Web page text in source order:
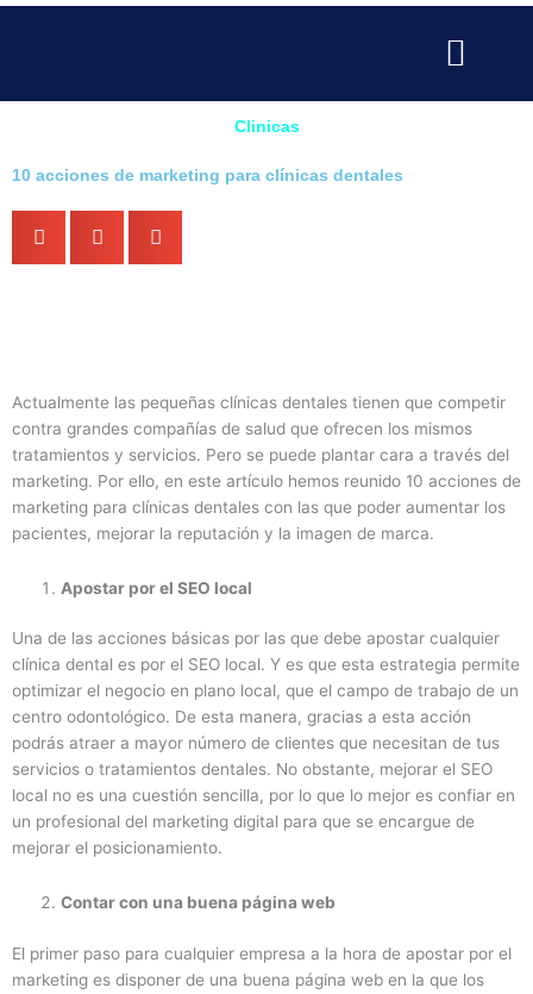
Ir
Clinicas
10 acciones de marketing para clínicas dentales
Actualmente las pequeñas clínicas dentales tienen que competir
contra grandes compañías de salud que ofrecen los mismos
tratamientos y servicios. Pero se puede plantar cara a través del
marketing. Por ello, en este artículo hemos reunido 10 acciones de
marketing para clínicas dentales con las que poder aumentar los
pacientes, mejorar la reputación y la imagen de marca.
Apostar por el SEO local
Una de las acciones básicas por las que debe apostar cualquier
clínica dental es por el SEO local. Y es que esta estrategia permite
optimizar el negocio en plano local, que el campo de trabajo de un
centro odontológico. De esta manera, gracias a esta acción
podrás atraer a mayor número de clientes que necesitan de tus
servicios o tratamientos dentales. No obstante, mejorar el SEO
local no es una cuestión sencilla, por lo que lo mejor es confiar en
un profesional del marketing digital para que se encargue de
mejorar el posicionamiento.
Contar con una buena página web
El primer paso para cualquier empresa a la hora de apostar por el
marketing es disponer de una buena página web en la que los